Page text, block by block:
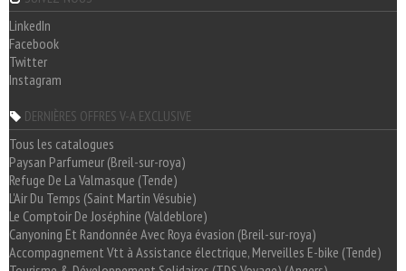
LinkedIn
Facebook
Twitter
Instagram
DERNIÈRES OFFRES V-A EXCLUSIVE
Tous les catalogues
Paysan Parfumeur (Breil-sur-roya)
Refuge De La Valmasque (Tende)
L'Air Du Temps (Saint Martin Vésubie)
Le Comptoir De Joséphine (Valdeblore)
Canyoning Et Randonnée Avec Roya évasion (Breil-sur-roya)
Accompagnement Vtt à Assistance électrique, Merveilles E-bike (Tende)